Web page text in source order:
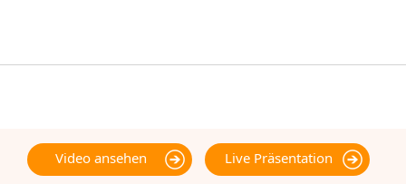
Video ansehen Live Präsentation